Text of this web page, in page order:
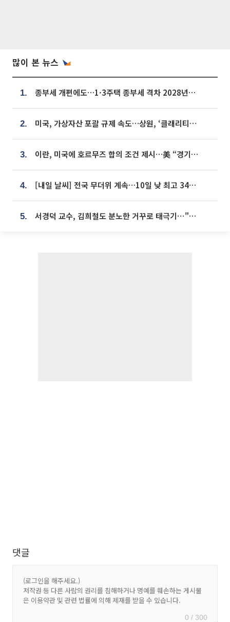
많이 본 뉴스
1. 종부세 개편에도…1·3주택 종부세 격차 2028년부터 확대
2. 미국, 가상자산 포괄 규제 속도…상원, ‘클래리티법’ 9월 절차투표 추진
3. 이란, 미국에 호르무즈 합의 조건 제시…美 “경기 아직 안 끝나” [종합]
4. [내일 날씨] 전국 무더위 계속…10일 낮 최고 34도 육박
5. 서경덕 교수, 김희철도 분노한 거꾸로 태극기⋯"엉터리는 아냐, 아쉬울 뿐"
댓글
0 / 300